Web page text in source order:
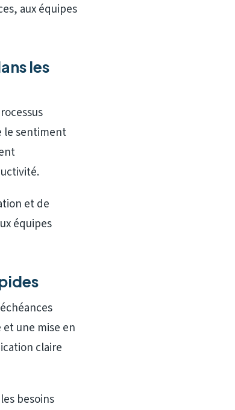
aux équipes
les
le sentiment
et de
équipes
une mise en
claire
besoins